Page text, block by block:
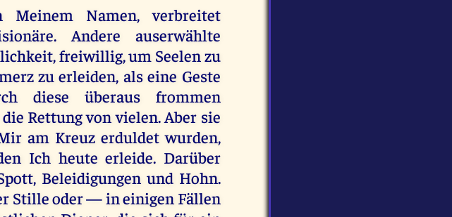
Namen, verbreitet
Andere auserwählte
freiwillig, um Seelen zu
zu erleiden, als eine Geste
diese überaus frommen
Rettung von vielen. Aber sie
am Kreuz erduldet wurden,
Ich heute erleide. Darüber
Beleidigungen und Hohn.
Stille oder — in einigen Fällen